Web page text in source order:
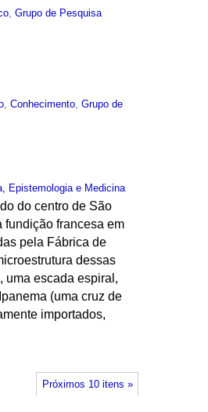
,Grupo de Pesquisa
,Conhecimento ,Grupo de
Epistemologia e Medicina
do centro de São
fundição francesa em
pela Fábrica de
dessas
uma escada espiral,
(uma cruz de
importados,
Próximos 10 itens »